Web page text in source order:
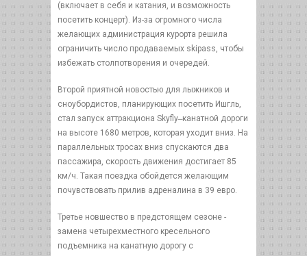
(включает в себя и катания, и возможность
посетить концерт). Из-за огромного числа
желающих администрация курорта решила
ограничить число продаваемых skipass, чтобы
избежать столпотворения и очередей.
Второй приятной новостью для лыжников и
сноубордистов, планирующих посетить Ишгль,
стал запуск аттракциона Skyfly ̶ канатной дороги
на высоте 1680 метров, которая уходит вниз. На
параллельных тросах вниз спускаются два
пассажира, скорость движения достигает 85
км/ч. Такая поездка обойдется желающим
почувствовать прилив адреналина в 39 евро.
Третье новшество в предстоящем сезоне -
замена четырехместного кресельного
подъемника на канатную дорогу с